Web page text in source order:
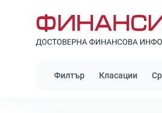
Филтър Класации